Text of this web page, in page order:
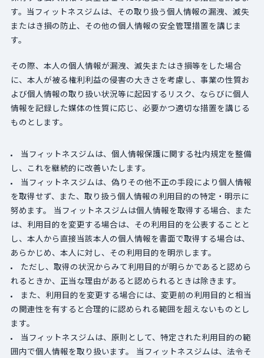
す。当フィットネスジムは、その取り扱う個人情報の漏洩、滅失
またはき損の防止、その他の個人情報の安全管理措置を講じま
す。
その際、本人の個人情報が漏洩、滅失またはき損等をした場合
に、本人が被る権利利益の侵害の大きさを考慮し、事業の性質お
よび個人情報の取り扱い状況等に起因するリスク、ならびに個人
情報を記録した媒体の性質に応じ、必要かつ適切な措置を講じる
ものとします。
当フィットネスジムは、個人情報保護に関する社内規定を整備
し、これを継続的に改善いたします。
当フィットネスジムは、偽りその他不正の手段により個人情報
を取得せず、また、取り扱う個人情報の利用目的の特定・明示に
努めます。 当フィットネスジムは個人情報を取得する場合、また
は、利用目的を変更する場合は、その利用目的を公表することと
し、本人から直接当該本人の個人情報を書面で取得する場合は、
あらかじめ、本人に対し、その利用目的を明示します。
ただし、取得の状況からみて利用目的が明らかであると認めら
れるときか、正当な理由があると認められるときは除きます。
また、利用目的を変更する場合には、変更前の利用目的と相当
の関連性を有すると合理的に認められる範囲を超えないものとし
ます。
当フィットネスジムは、原則として、特定された利用目的の範
囲内で個人情報を取り扱います。 当フィットネスジムは、法令そ